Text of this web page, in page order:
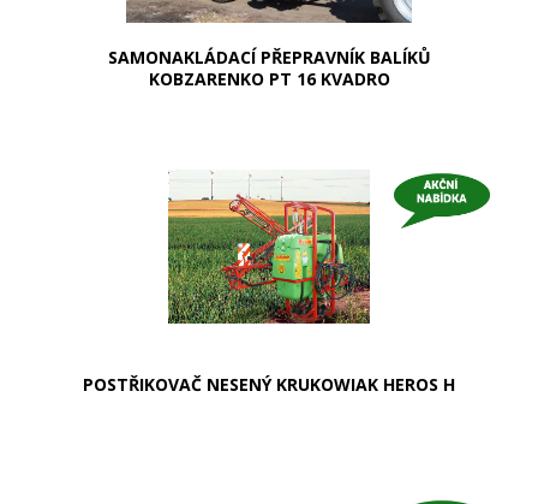
SAMONAKLÁDACÍ PŘEPRAVNÍK BALÍKŮ
KOBZARENKO PT 16 KVADRO
POSTŘIKOVAČ NESENÝ KRUKOWIAK HEROS H